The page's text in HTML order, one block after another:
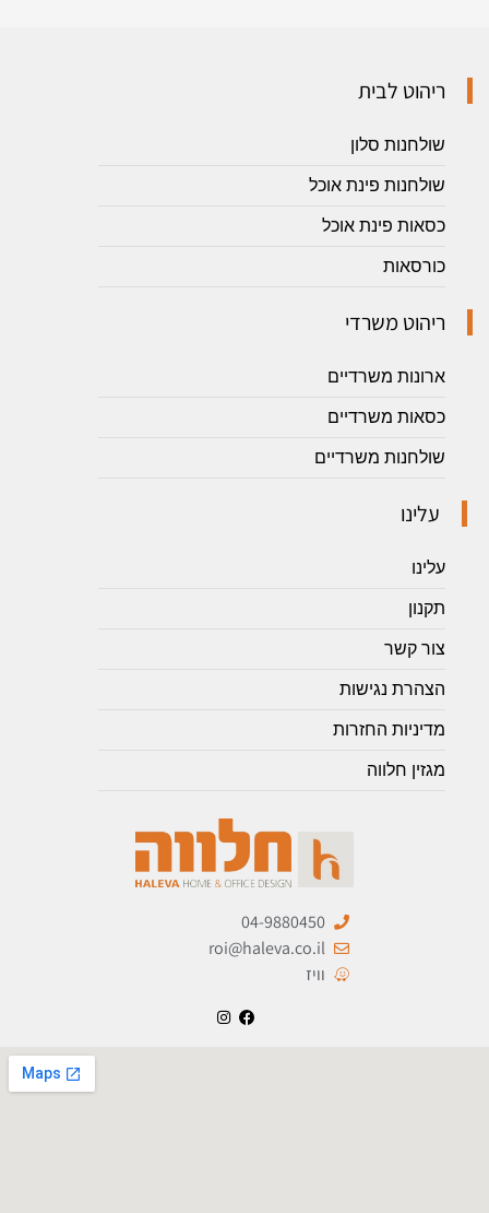
ריהוט לבית
שולחנות סלון
שולחנות פינת אוכל
כסאות פינת אוכל
כורסאות
ריהוט משרדי
ארונות משרדיים
כסאות משרדיים
שולחנות משרדיים
עלינו
עלינו
תקנון
צור קשר
הצהרת נגישות
מדיניות החזרות
מגזין חלווה
04-9880450
roi@haleva.co.il
וויז